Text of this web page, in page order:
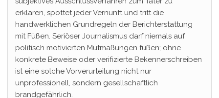
erklären, spottet jeder Vernunft und tritt die
handwerklichen Grundregeln der Berichterstattung
mit Füßen. Seriöser Journalismus darf niemals auf
politisch motivierten Mutmaßungen fußen; ohne
konkrete Beweise oder verifizierte Bekennerschreiben
ist eine solche Vorverurteilung nicht nur
unprofessionell, sondern gesellschaftlich
brandgefährlich.